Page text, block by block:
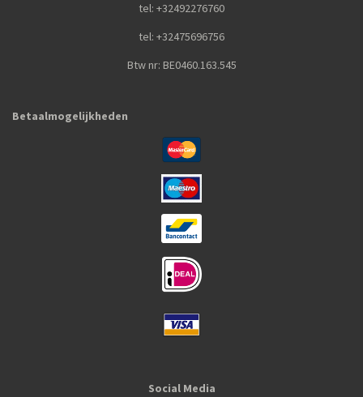
tel: +32492276760
tel: +32475696756
Btw nr: BE0460.163.545
Betaalmogelijkheden
Social Media